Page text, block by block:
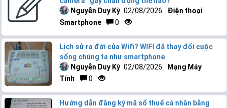
Nguyễn Duy Kỳ 02/08/2026
Điện thoại
Smartphone
0
Lịch sử ra đời của Wifi? WIFI đã thay đổi cuộc
sống chúng ta như smartphone
Nguyễn Duy Kỳ 02/08/2026
Mạng Máy
Tính
0
Hướng dẫn đăng ký mã số thuế cá nhân bằng